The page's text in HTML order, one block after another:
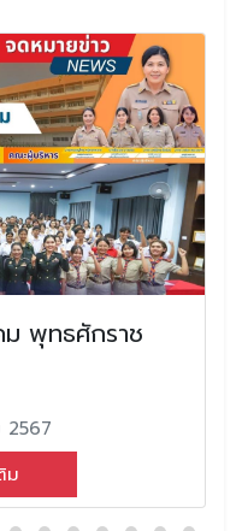
พุทธศักราช
2567
ม